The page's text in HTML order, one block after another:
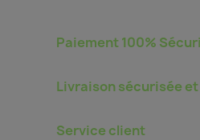
Paiement 100%
Livraison sécurisée
Service client